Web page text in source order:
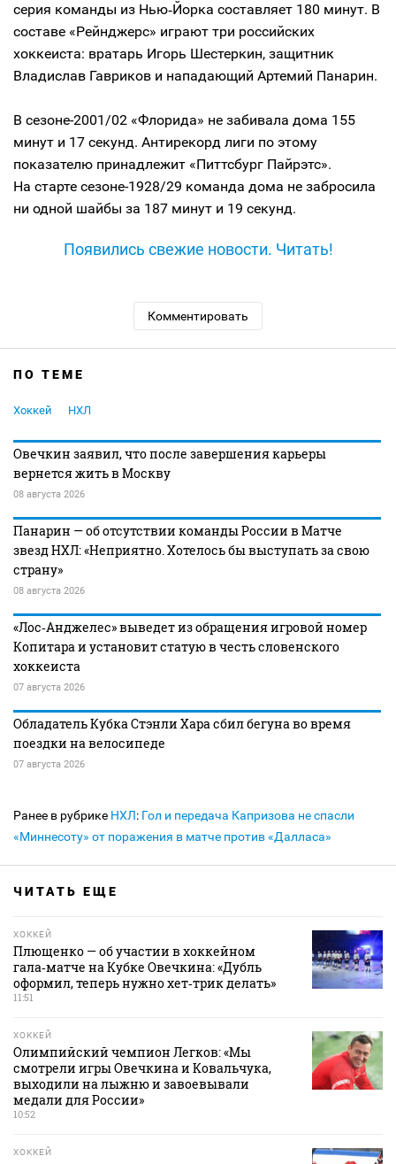
серия команды из Нью‑Йорка составляет 180 минут. В
составе «Рейнджерс» играют три российских
хоккеиста: вратарь Игорь Шестеркин, защитник
Владислав Гавриков и нападающий Артемий Панарин.
В сезоне-2001/02 «Флорида» не забивала дома 155
минут и 17 секунд. Антирекорд лиги по этому
показателю принадлежит «Питтсбург Пайрэтс».
На старте сезоне-1928/29 команда дома не забросила
ни одной шайбы за 187 минут и 19 секунд.
Появились свежие новости. Читать!
Комментировать
ПО ТЕМЕ
Хоккей НХЛ
Овечкин заявил, что после завершения карьеры
вернется жить в Москву
08 августа 2026
Панарин — об отсутствии команды России в Матче
звезд НХЛ: «Неприятно. Хотелось бы выступать за свою
страну»
08 августа 2026
«Лос‑Анджелес» выведет из обращения игровой номер
Копитара и установит статую в честь словенского
хоккеиста
07 августа 2026
Обладатель Кубка Стэнли Хара сбил бегуна во время
поездки на велосипеде
07 августа 2026
Ранее в рубрике НХЛ: Гол и передача Капризова не спасли
«Миннесоту» от поражения в матче против «Далласа»
ЧИТАТЬ ЕЩЕ
ХОККЕЙ
Плющенко — об участии в хоккейном
гала‑матче на Кубке Овечкина: «Дубль
оформил, теперь нужно хет‑трик делать»
11:51
ХОККЕЙ
Олимпийский чемпион Легков: «Мы
смотрели игры Овечкина и Ковальчука,
выходили на лыжню и завоевывали
медали для России»
10:52
ХОККЕЙ